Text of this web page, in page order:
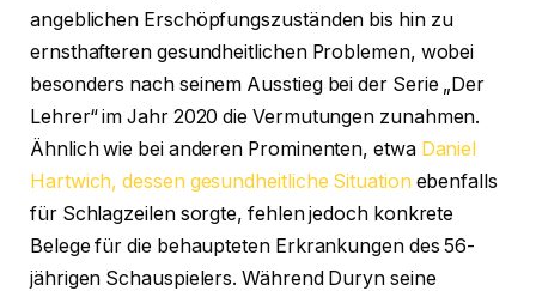
angeblichen Erschöpfungszuständen bis hin zu
ernsthafteren gesundheitlichen Problemen, wobei
besonders nach seinem Ausstieg bei der Serie „Der
Lehrer“ im Jahr 2020 die Vermutungen zunahmen.
Ähnlich wie bei anderen Prominenten, etwa Daniel
Hartwich, dessen gesundheitliche Situation ebenfalls
für Schlagzeilen sorgte, fehlen jedoch konkrete
Belege für die behaupteten Erkrankungen des 56-
jährigen Schauspielers. Während Duryn seine